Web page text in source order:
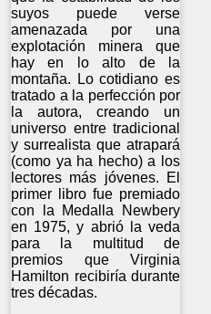
suyos puede verse
amenazada por una
explotación minera que
hay en lo alto de la
montaña. Lo cotidiano es
tratado a la perfección por
la autora, creando un
universo entre tradicional
y surrealista que atrapará
(como ya ha hecho) a los
lectores más jóvenes. El
primer libro fue premiado
con la Medalla Newbery
en 1975, y abrió la veda
para la multitud de
premios que Virginia
Hamilton recibiría durante
tres décadas.